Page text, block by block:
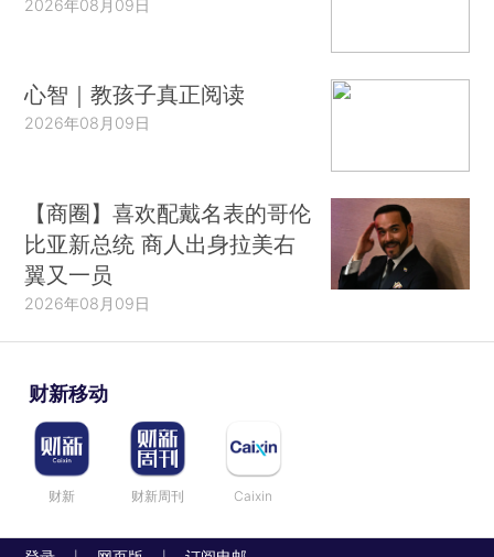
2026年08月09日
心智｜教孩子真正阅读
2026年08月09日
【商圈】喜欢配戴名表的哥伦
比亚新总统 商人出身拉美右
翼又一员
2026年08月09日
财新移动
财新 财新周刊 Caixin